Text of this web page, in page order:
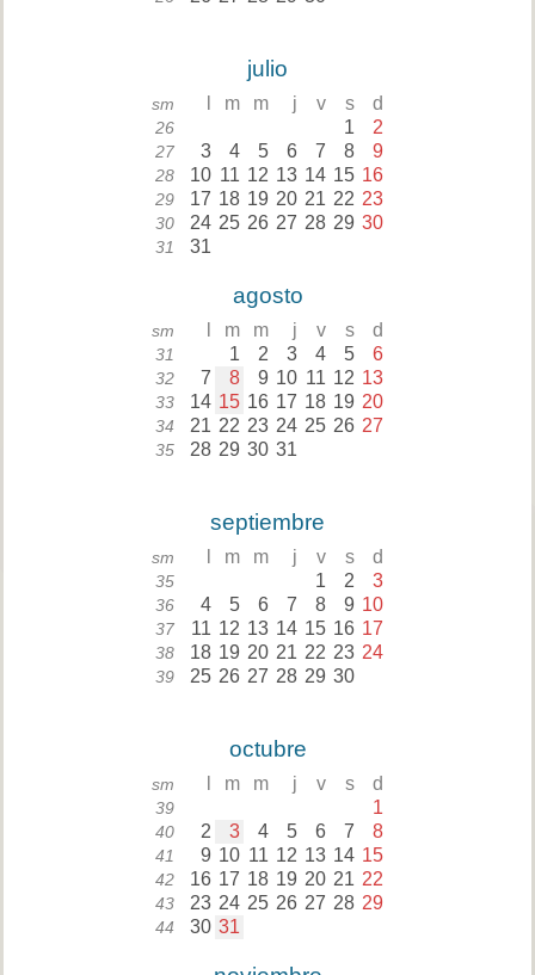
julio
sm m m j v s d
26 1 2
27 3 4 5 6 7 8 9
28 10 11 12 13 14 15 16
29 17 18 19 20 21 22 23
30 24 25 26 27 28 29 30
31 31
agosto
sm m m j v s d
31 1 2 3 4 5 6
32 7 8 9 10 11 12 13
33 14 15 16 17 18 19 20
34 21 22 23 24 25 26 27
35 28 29 30 31
septiembre
sm m m j v s d
35 1 2 3
36 4 5 6 7 8 9 10
37 11 12 13 14 15 16 17
38 18 19 20 21 22 23 24
39 25 26 27 28 29 30
octubre
sm m m j v s d
39 1
40 2 3 4 5 6 7 8
41 9 10 11 12 13 14 15
42 16 17 18 19 20 21 22
43 23 24 25 26 27 28 29
44 30 31